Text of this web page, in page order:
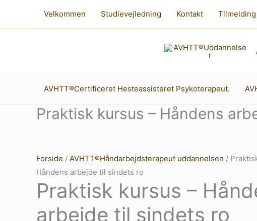
Velkommen Studievejledning Kontakt
AVHTT®Certificeret Hesteassisteret Psykoterapeut.
Praktisk kursus – Håndens
Forside / AVHTT®Håndarbejdsterapeut uddannelsen /
Håndens arbejde til sindets ro
Praktisk kursus –
arbejde til sindets ro